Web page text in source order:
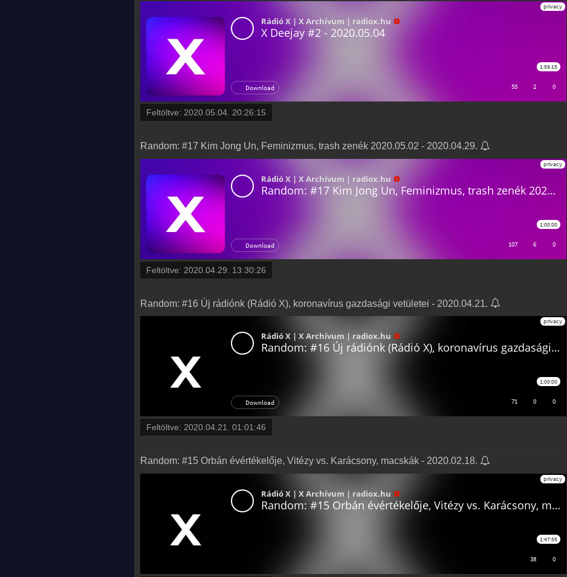
Feltöltve: 2020.05.04. 20:26:15
Random: #17 Kim Jong Un, Feminizmus, trash zenék 2020.05.02 - 2020.04.29.
Feltöltve: 2020.04.29. 13:30:26
Random: #16 Új rádiónk (Rádió X), koronavírus gazdasági vetületei - 2020.04.21.
Feltöltve: 2020.04.21. 01:01:46
Random: #15 Orbán évértékelője, Vitézy vs. Karácsony, macskák - 2020.02.18.